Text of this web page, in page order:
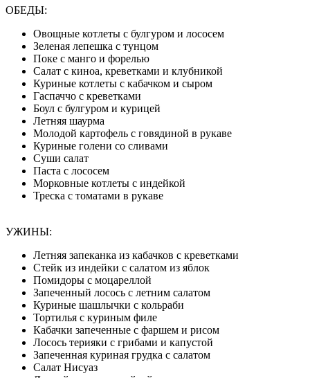
ОБЕДЫ:
Овощные котлеты с булгуром и лососем
Зеленая лепешка с тунцом
Поке с манго и форелью
Салат с киноа, креветками и клубникой
Куриные котлеты с кабачком и сыром
Гаспаччо с креветками
Боул с булгуром и курицей
Летняя шаурма
Молодой картофель с говядиной в рукаве
Куриные голени со сливами
Суши салат
Паста с лососем
Морковные котлеты с индейкой
Треска с томатами в рукаве
УЖИНЫ:
Летняя запеканка из кабачков с креветками
Стейк из индейки с салатом из яблок
Помидоры с моцареллой
Запеченный лосось с летним салатом
Куриные шашлычки с кольраби
Тортилья с куриным филе
Кабачки запеченные с фаршем и рисом
Лосось терияки с грибами и капустой
Запеченная куриная грудка с салатом
Салат Нисуаз